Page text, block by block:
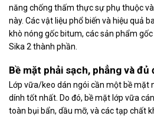
năng chống thấm thực sự phụ thuộc
này. Các vật liệu phổ biến và hiệu quả
khò nóng gốc bitum, các sản phẩm
Sika 2 thành phần.
Bề mặt phải sạch, phẳng và đủ
Lớp vữa/keo dán ngói cần một bề mặt
dính tốt nhất. Do đó, bề mặt lớp vữa
toàn bụi bẩn, dầu mỡ, và các tạp chất